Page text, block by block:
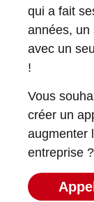
qui a fait
années, un
avec un
!
Vous
créer un
augmenter
entreprise ?